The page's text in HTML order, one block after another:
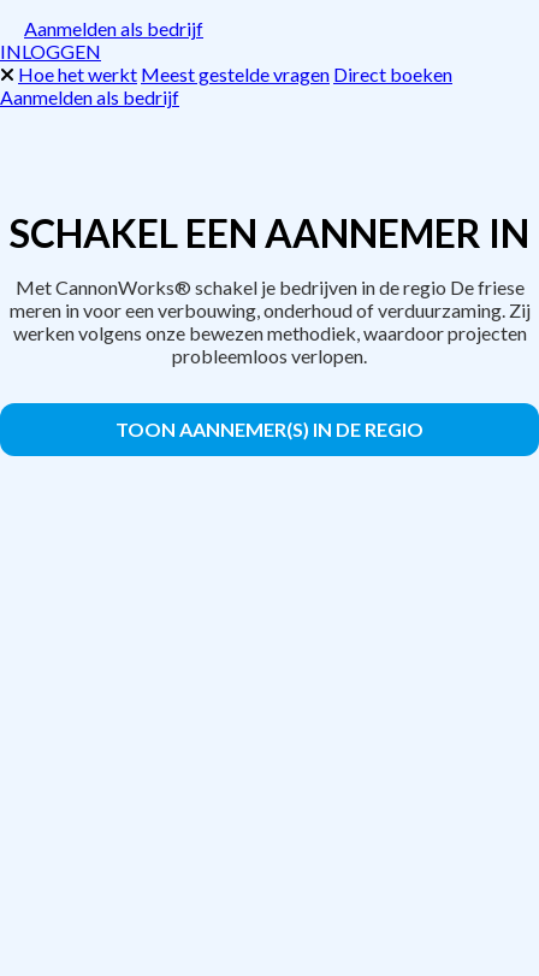
Aanmelden als bedrijf
INLOGGEN
Hoe het werkt Meest gestelde vragen Direct boeken
Aanmelden als bedrijf
SCHAKEL EEN AANNEMER IN
Met CannonWorks® schakel je bedrijven in de regio De friese
meren in voor een verbouwing, onderhoud of verduurzaming. Zij
werken volgens onze bewezen methodiek, waardoor projecten
probleemloos verlopen.
TOON AANNEMER(S) IN DE REGIO